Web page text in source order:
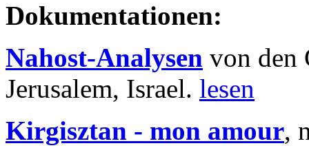
Dokumentationen:
Nahost-Analysen von den
Jerusalem, Israel. lesen
Kirgisztan - mon amour,